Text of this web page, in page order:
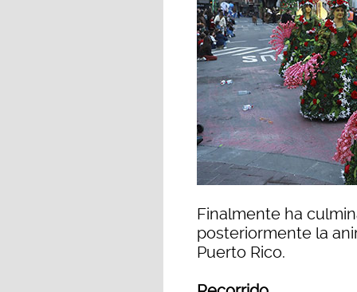
Finalmente ha
posteriormente la
Puerto Rico.